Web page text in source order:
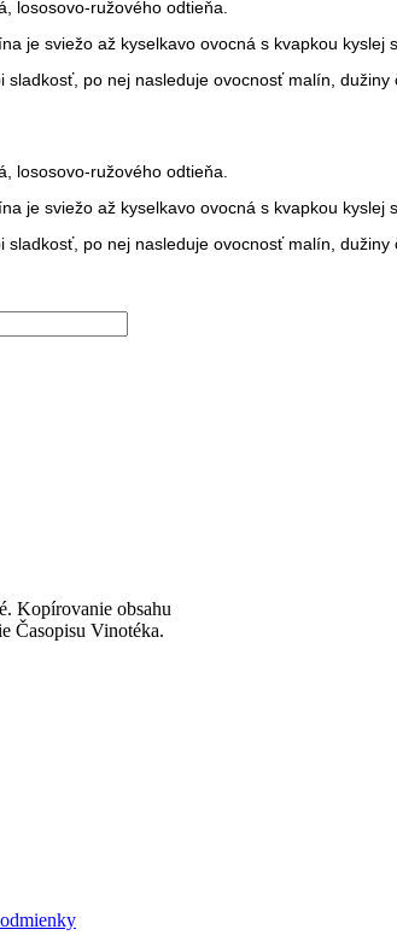
lososovo-ružového odtieňa.
je sviežo až kyselkavo ovocná s kvapkou
sladkosť, po nej nasleduje ovocnosť malín,
lososovo-ružového odtieňa.
je sviežo až kyselkavo ovocná s kvapkou
sladkosť, po nej nasleduje ovocnosť malín,
Kopírovanie obsahu
Časopisu Vinotéka.